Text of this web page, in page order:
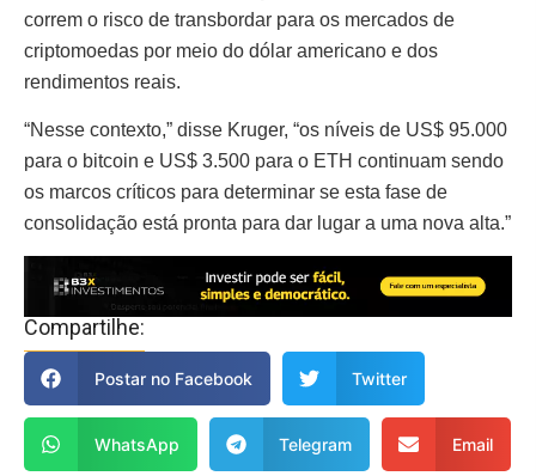
correm o risco de transbordar para os mercados de
criptomoedas por meio do dólar americano e dos
rendimentos reais.
“Nesse contexto,” disse Kruger, “os níveis de US$ 95.000
para o bitcoin e US$ 3.500 para o ETH continuam sendo
os marcos críticos para determinar se esta fase de
consolidação está pronta para dar lugar a uma nova alta.”
Compartilhe:
Postar no Facebook Twitter
WhatsApp Telegram Email